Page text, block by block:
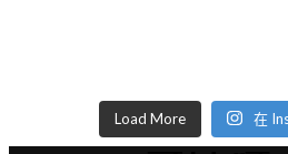
Load More 在